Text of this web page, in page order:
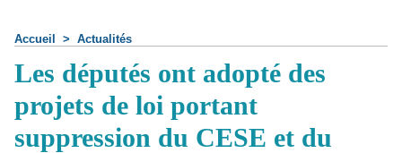
Accueil > Actualités
Les députés ont adopté des
projets de loi portant
suppression du CESE et du